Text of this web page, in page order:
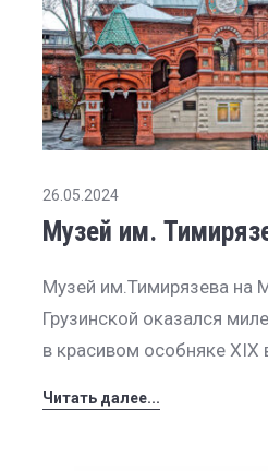
26.05.2024
Музей им.
Музей им.Тимирязева на
Грузинской оказался
в красивом особняке XIX
Читать далее...